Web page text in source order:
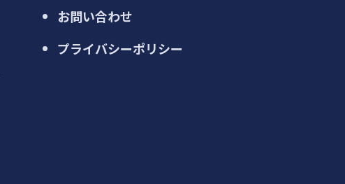
お問い合わせ
プライバシーポリシー